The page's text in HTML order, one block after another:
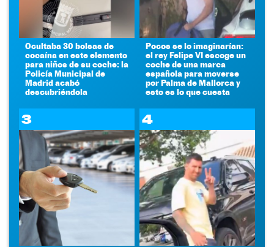
Ocultaba 30 bolsas de
cocaína en este elemento
para niños de su coche: la
Policía Municipal de
Madrid acabó
descubriéndola
Pocos se lo imaginarían:
el rey Felipe VI escoge un
coche de una marca
española para moverse
por Palma de Mallorca y
esto es lo que cuesta
3 4